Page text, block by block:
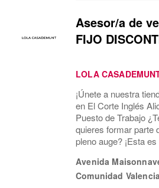
Asesor/a de
FIJO
LOLA
¡Únete a nuestra
en El Corte Inglés
Puesto de Trabajo
quieres formar parte
pleno auge? ¡Esta
para nuestra tienda
Avenida
Comunidad